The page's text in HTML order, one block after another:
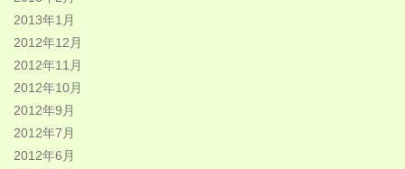
2013年1月
2012年12月
2012年11月
2012年10月
2012年9月
2012年7月
2012年6月